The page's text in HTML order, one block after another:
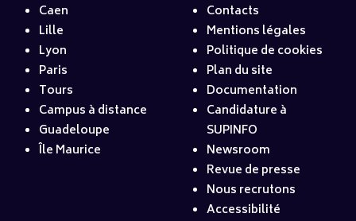
Caen
Lille
Lyon
Paris
Tours
Campus à distance
Guadeloupe
Île Maurice
Contacts
Mentions légales
Politique de cookies
Plan du site
Documentation
Candidature à
SUPINFO
Newsroom
Revue de presse
Nous recrutons
Accessibilité